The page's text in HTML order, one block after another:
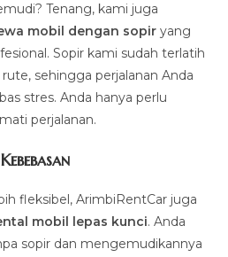
Tenang, kami juga
mobil dengan sopir yang
Sopir kami sudah terlatih
sehingga perjalanan Anda
stres. Anda hanya perlu
perjalanan.
fleksibel, ArimbiRentCar juga
mobil lepas kunci. Anda
sopir dan mengemudikannya